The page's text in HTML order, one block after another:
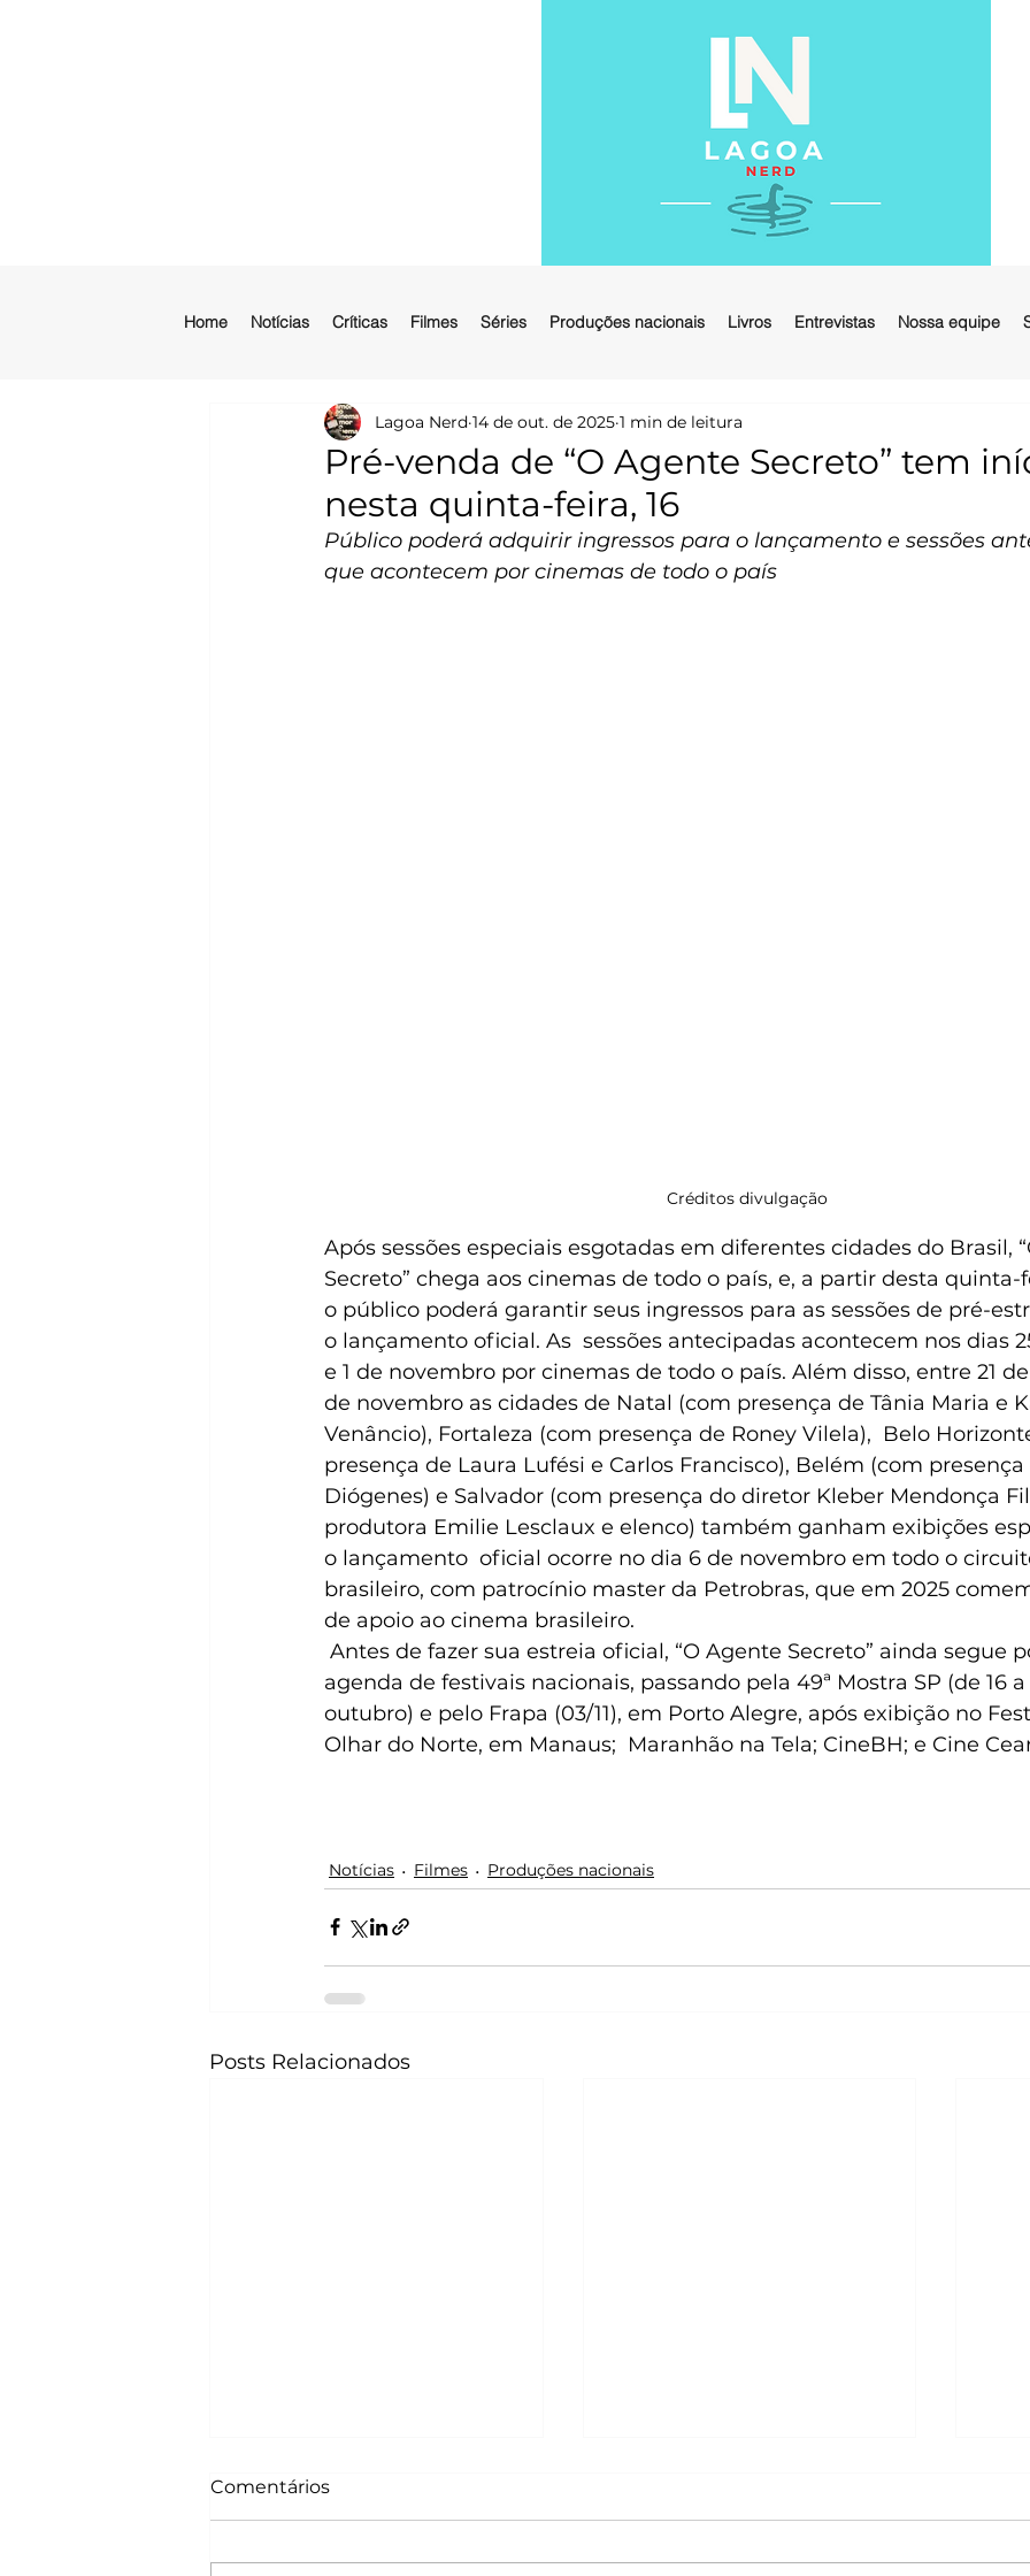
Home Notícias Críticas Filmes Séries Produções nacionais Livros Entrevistas Nossa equipe
Pré-venda de “O Agente Secreto” tem
nesta quinta-feira, 16
Lagoa Nerd 14 de out. de 2025 1 min de leitura
Público poderá adquirir ingressos para o lançamento e sessões
que acontecem por cinemas de todo o país
Créditos divulgação
Após sessões especiais esgotadas em diferentes cidades do Brasil,
Secreto” chega aos cinemas de todo o país, e, a partir desta quinta-
o público poderá garantir seus ingressos para as sessões de pré-
o lançamento oficial. As  sessões antecipadas acontecem nos dias
e 1 de novembro por cinemas de todo o país. Além disso, entre 21
de novembro as cidades de Natal (com presença de Tânia Maria e
Venâncio), Fortaleza (com presença de Roney Vilela),  Belo
presença de Laura Lufési e Carlos Francisco), Belém (com
Diógenes) e Salvador (com presença do diretor Kleber Mendonça
produtora Emilie Lesclaux e elenco) também ganham exibições
o lançamento  oficial ocorre no dia 6 de novembro em todo o
brasileiro, com patrocínio master da Petrobras, que em 2025
de apoio ao cinema brasileiro.
agenda de festivais nacionais, passando pela 49ª Mostra SP (de 16
outubro) e pelo Frapa (03/11), em Porto Alegre, após exibição no
Olhar do Norte, em Manaus;  Maranhão na Tela; CineBH; e Cine
Notícias Filmes Produções nacionais
Posts Relacionados
Comentários